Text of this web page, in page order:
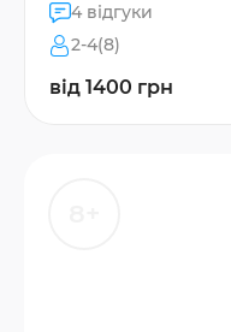
4 відгуки
2-4(8)
від 1400 грн